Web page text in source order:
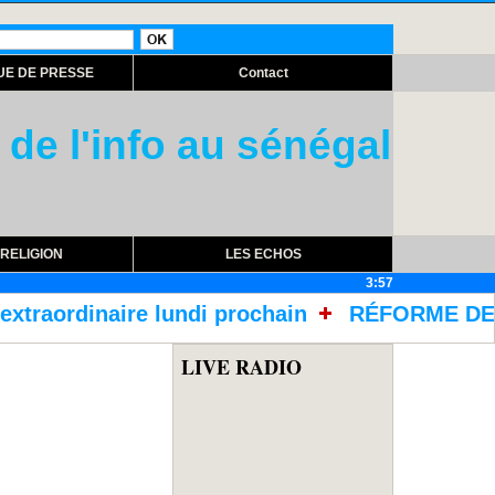
DE PRESSE Contact
l'info au sénégal
RELIGION
LES ECHOS
3:57
prochain RÉFORME DES
LIVE RADIO